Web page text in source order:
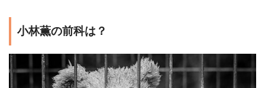
小林薫の前科は？